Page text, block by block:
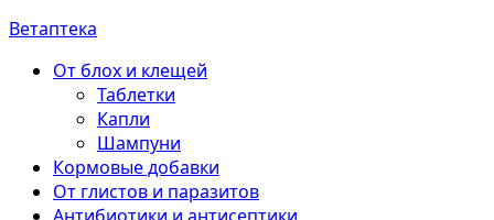
Ветаптека
От блох и клещей
Таблетки
Капли
Шампуни
Кормовые добавки
От глистов и паразитов